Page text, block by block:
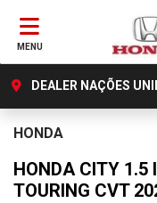
MENU
DEALER NAÇÕES
HONDA
HONDA CITY 1.5
TOURING CVT